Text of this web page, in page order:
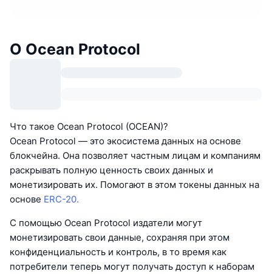
О Ocean Protocol
Что такое Ocean Protocol (OCEAN)?
Ocean Protocol — это экосистема данных на основе
блокчейна. Она позволяет частным лицам и компаниям
раскрывать полную ценность своих данных и
монетизировать их. Помогают в этом токены данных на
основе ERC-20.
С помощью Ocean Protocol издатели могут
монетизировать свои данные, сохраняя при этом
конфиденциальность и контроль, в то время как
потребители теперь могут получать доступ к наборам